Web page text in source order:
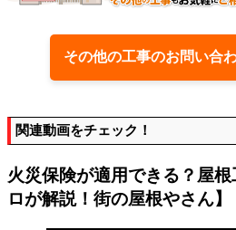
その他の工事のお問い
関連動画をチェック！
火災保険が適用できる？屋
ロが解説！街の屋根やさん】